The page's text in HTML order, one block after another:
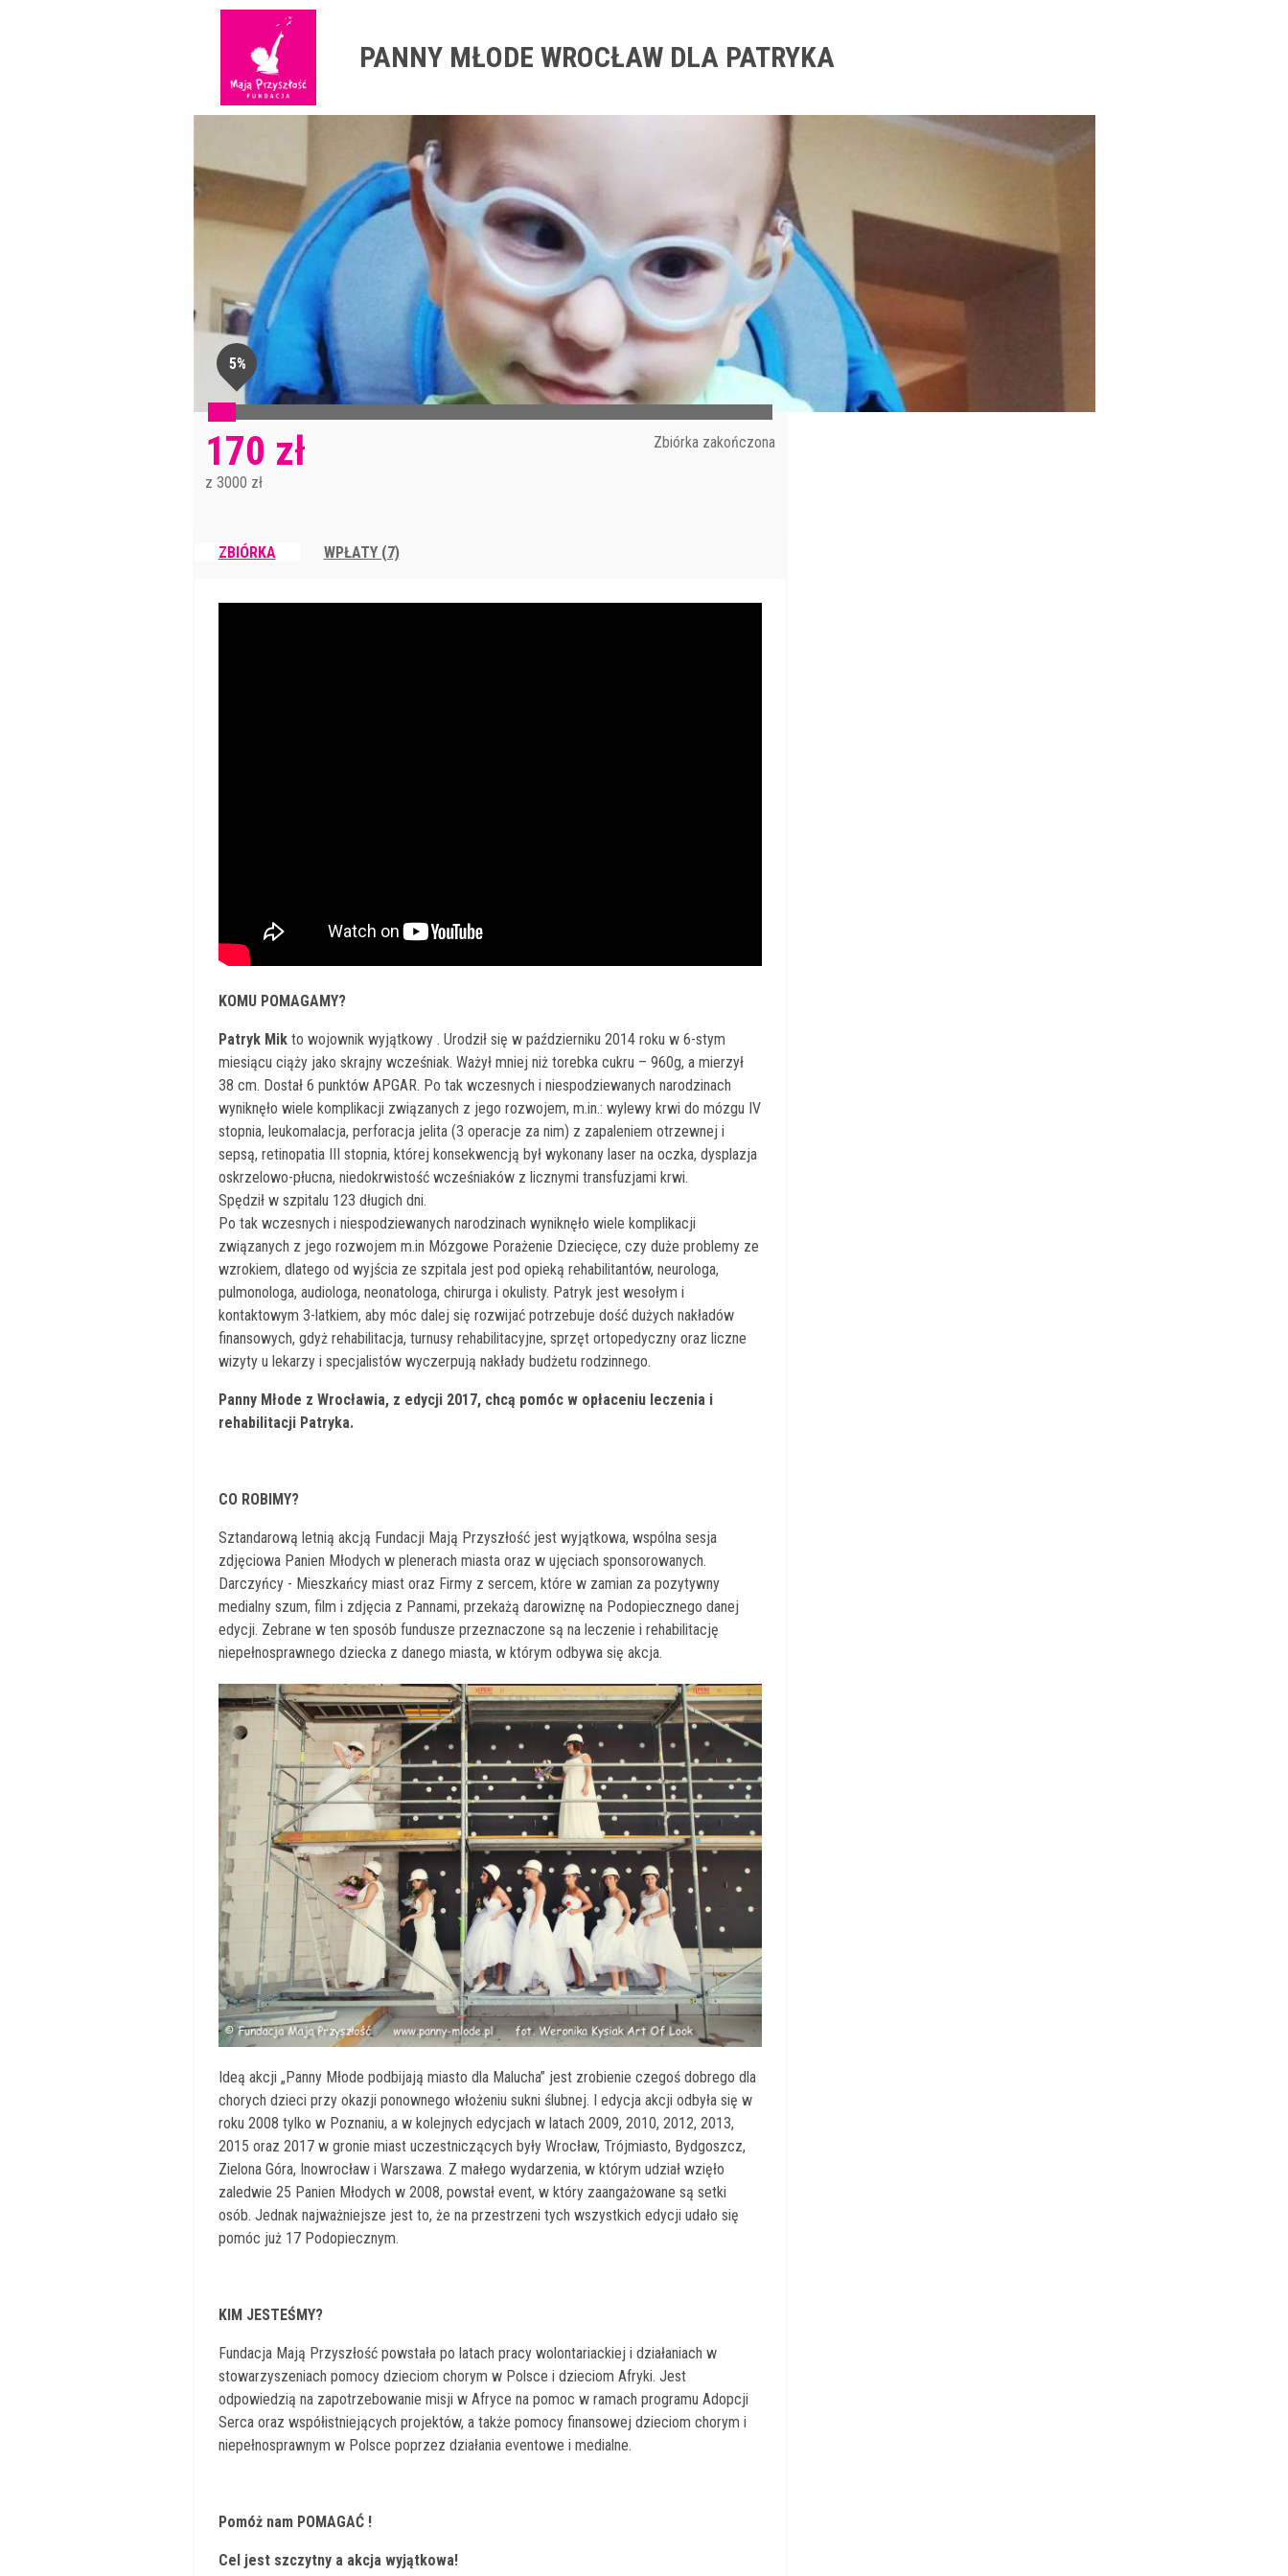
PANNY MŁODE WROCŁAW DLA PATRYKA
5%
170 zł
z 3000 zł
Zbiórka zakończona
ZBIÓRKA WPŁATY (7)
KOMU POMAGAMY?
Patryk Mikto wojownik wyjątkowy . Urodził się w październiku 2014 roku w 6-stym
miesiącu ciąży jako skrajny wcześniak. Ważył mniej niż torebka cukru – 960g, a mierzył
38 cm. Dostał 6 punktów APGAR. Po tak wczesnych i niespodziewanych narodzinach
wyniknęło wiele komplikacji związanych z jego rozwojem, m.in.: wylewy krwi do mózgu IV
stopnia, leukomalacja, perforacja jelita (3 operacje za nim) z zapaleniem otrzewnej i
sepsą, retinopatia III stopnia, której konsekwencją był wykonany laser na oczka, dysplazja
oskrzelowo-płucna, niedokrwistość wcześniaków z licznymi transfuzjami krwi.
Spędził w szpitalu 123 długich dni.
Po tak wczesnych i niespodziewanych narodzinach wyniknęło wiele komplikacji
związanych z jego rozwojem m.in Mózgowe Porażenie Dziecięce, czy duże problemy ze
wzrokiem, dlatego od wyjścia ze szpitala jest pod opieką rehabilitantów, neurologa,
pulmonologa, audiologa, neonatologa, chirurga i okulisty. Patryk jest wesołym i
kontaktowym 3-latkiem, aby móc dalej się rozwijać potrzebuje dość dużych nakładów
finansowych, gdyż rehabilitacja, turnusy rehabilitacyjne, sprzęt ortopedyczny oraz liczne
wizyty u lekarzy i specjalistów wyczerpują nakłady budżetu rodzinnego.
Panny Młode z Wrocławia, z edycji 2017, chcą pomóc w opłaceniu leczenia i
rehabilitacji Patryka.
CO ROBIMY?
Sztandarową letnią akcją Fundacji Mają Przyszłość jest wyjątkowa, wspólna sesja
zdjęciowa Panien Młodych w plenerach miasta oraz w ujęciach sponsorowanych.
Darczyńcy - Mieszkańcy miast oraz Firmy z sercem, które w zamian za pozytywny
medialny szum, film i zdjęcia z Pannami, przekażą darowiznę na Podopiecznego danej
edycji. Zebrane w ten sposób fundusze przeznaczone są na leczenie i rehabilitację
niepełnosprawnego dziecka z danego miasta, w którym odbywa się akcja.
Ideą akcji „Panny Młode podbijają miasto dla Malucha” jest zrobienie czegoś dobrego dla
chorych dzieci przy okazji ponownego włożeniu sukni ślubnej. I edycja akcji odbyła się w
roku 2008 tylko w Poznaniu, a w kolejnych edycjach w latach 2009, 2010, 2012, 2013,
2015 oraz 2017 w gronie miast uczestniczących były Wrocław, Trójmiasto, Bydgoszcz,
Zielona Góra, Inowrocław i Warszawa. Z małego wydarzenia, w którym udział wzięło
zaledwie 25 Panien Młodych w 2008, powstał event, w który zaangażowane są setki
osób. Jednak najważniejsze jest to, że na przestrzeni tych wszystkich edycji udało się
pomóc już 17 Podopiecznym.
KIM JESTEŚMY?
Fundacja Mają Przyszłość powstała po latach pracy wolontariackiej i działaniach w
stowarzyszeniach pomocy dzieciom chorym w Polsce i dzieciom Afryki. Jest
odpowiedzią na zapotrzebowanie misji w Afryce na pomoc w ramach programu Adopcji
Serca oraz współistniejących projektów, a także pomocy finansowej dzieciom chorym i
niepełnosprawnym w Polsce poprzez działania eventowe i medialne.
Pomóż nam POMAGAĆ !
Cel jest szczytny a akcja wyjątkowa!